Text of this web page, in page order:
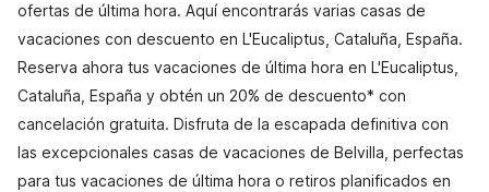
ofertas de última hora. Aquí encontrarás varias casas de
vacaciones con descuento en L'Eucaliptus, Cataluña, España.
Reserva ahora tus vacaciones de última hora en L'Eucaliptus,
Cataluña, España y obtén un 20% de descuento* con
cancelación gratuita. Disfruta de la escapada definitiva con
las excepcionales casas de vacaciones de Belvilla, perfectas
para tus vacaciones de última hora o retiros planificados en